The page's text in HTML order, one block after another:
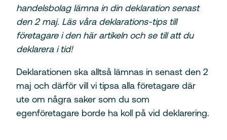
handelsbolag lämna in din deklaration senast
den 2 maj. Läs våra deklarations-tips till
företagare i den här artikeln och se till att du
deklarera i tid!
Deklarationen ska alltså lämnas in senast den 2
maj och därför vill vi tipsa alla företagare där
ute om några saker som du som
egenföretagare borde ha koll på vid deklarering.